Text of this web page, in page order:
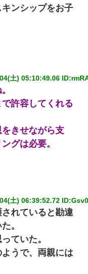
に落ちる
が消えていた。警
せん』→ 数時間
れじゃあ皆に祝っ
ホームパーティー→
』→
…と思ってた
・
iPhoneも買えない貧
らせ」息子「やっ
）
ンシップをお子
土) 05:10:49.06 ID:
許容してくれる
きせながら支
グは必要。
土) 06:39:52.72 ID:
れていると勘違
。
ていた。
うで、両親には